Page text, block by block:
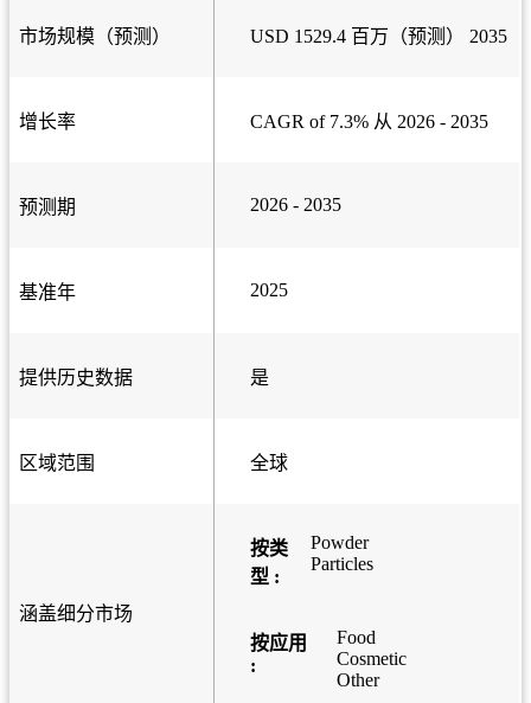
市场规模（预测） USD 1529.4 百万（预测） 2035
增长率 CAGR of 7.3% 从 2026 - 2035
预测期 2026 - 2035
基准年 2025
提供历史数据 是
区域范围 全球
涵盖细分市场
按类
型 :
Powder
Particles
按应用
:
Food
Cosmetic
Other